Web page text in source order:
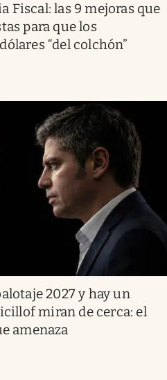
Fiscal: las 9 mejoras que
para que los
“del colchón”
2027 y hay un
miran de cerca: el
amenaza